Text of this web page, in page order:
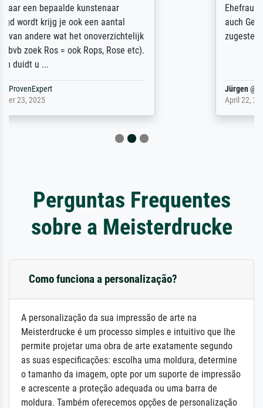
Ehefrau sein zum Hochzeits- gleichzeitig
auch Geburtstag sein) doch nach zu Hause
zugestellt wurde.
Jürgen
Perguntas Frequentes
sobre a Meisterdrucke
Como funciona a personalização?
A personalização da sua impressão de arte na
Meisterdrucke é um processo simples e intuitivo que lhe
permite projetar uma obra de arte exatamente segundo
as suas especificações: escolha uma moldura, determine
o tamanho da imagem, opte por um suporte de impressão
e acrescente a proteção adequada ou uma barra de
moldura. Também oferecemos opções de personalização